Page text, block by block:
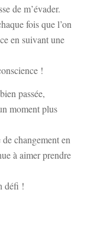
de m’évader.
fois que l’on
en suivant une
!
passée,
moment plus
changement en
à aimer prendre
défi !